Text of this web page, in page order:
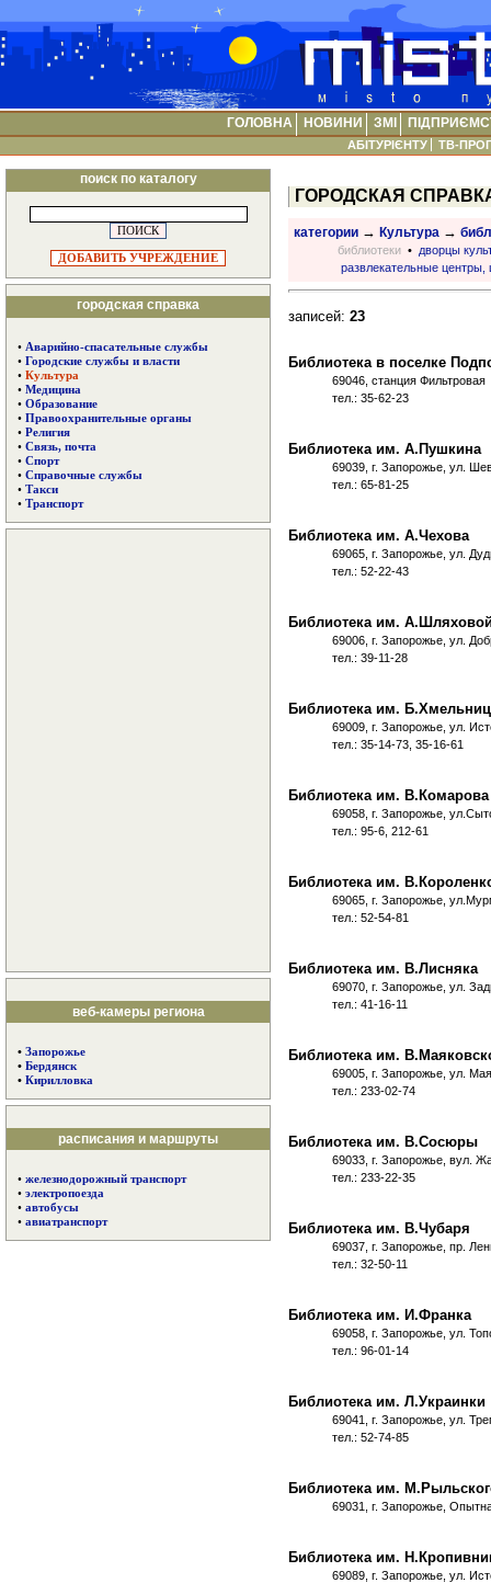
ГОЛОВНА НОВИНИ ЗМІ
АБІТУРІЄНТУ ТВ-
поиск по каталогу
ДОБАВИТЬ УЧРЕЖДЕНИЕ
городская справка
• Аварийно-спасательные службы
• Городские службы и власти
• Культура
• Медицина
• Образование
• Правоохранительные органы
• Религия
• Связь, почта
• Спорт
• Справочные службы
• Такси
• Транспорт
веб-камеры региона
• Запорожье
• Бердянск
• Кирилловка
расписания и маршруты
• железнодорожный транспорт
• электропоезда
• автобусы
• авиатранспорт
ГОРОДСКАЯ
категории → Культура →
библиотеки • дворцы
развлекательные центры,
записей: 23
Библиотека в поселке
69046, станция Фильтровая
тел.: 35-62-23
Библиотека им. А.Пушкина
69039, г. Запорожье, ул.
тел.: 65-81-25
Библиотека им. А.Чехова
69065, г. Запорожье, ул.
тел.: 52-22-43
Библиотека им.
69006, г. Запорожье, ул.
тел.: 39-11-28
Библиотека им.
69009, г. Запорожье, ул.
тел.: 35-14-73, 35-16-61
Библиотека им. В.Комарова
69058, г. Запорожье,
тел.: 95-6, 212-61
Библиотека им.
69065, г. Запорожье,
тел.: 52-54-81
Библиотека им. В.Лисняка
69070, г. Запорожье, ул.
тел.: 41-16-11
Библиотека им.
69005, г. Запорожье, ул.
тел.: 233-02-74
Библиотека им. В.Сосюры
69033, г. Запорожье, вул.
тел.: 233-22-35
Библиотека им. В.Чубаря
69037, г. Запорожье, пр.
тел.: 32-50-11
Библиотека им. И.Франка
69058, г. Запорожье, ул.
тел.: 96-01-14
Библиотека им. Л.Украинки
69041, г. Запорожье, ул.
тел.: 52-74-85
Библиотека им.
69031, г. Запорожье,
Библиотека им.
69089, г. Запорожье, ул.